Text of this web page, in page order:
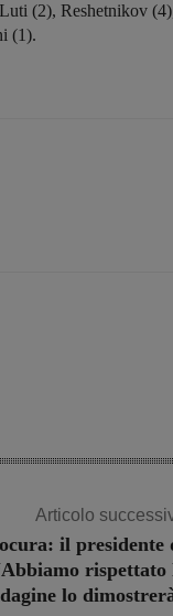
(2), Reshetnikov
(1).
Articolo
il presidente
rispettato
lo